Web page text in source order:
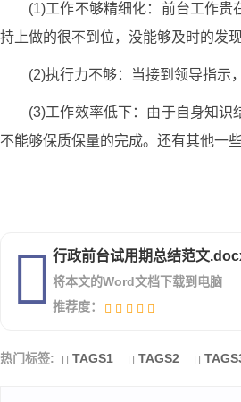
(1)工作不够精细化：前台工作
持上做的很不到位，没能够及时的发
(2)执行力不够：当接到领导指示
(3)工作效率低下：由于自身知
不能够保质保量的完成。还有其他一
习，不断成长，再接下来的工作中，
我于__年_月__日正式在 客服
行政前台试用期总结范文
将本文的Word文档下载到电脑
推荐度：
热门标签: TAGS1 TAGS2